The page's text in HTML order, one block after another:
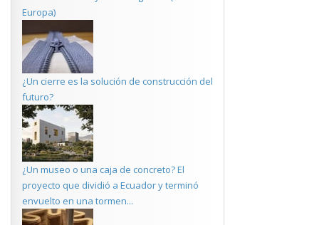
Europa)
¿Un cierre es la solución de construcción del
futuro?
¿Un museo o una caja de concreto? El
proyecto que dividió a Ecuador y terminó
envuelto en una tormen...